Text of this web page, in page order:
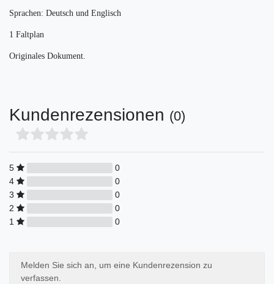
Sprachen: Deutsch und Englisch
1 Faltplan
Originales Dokument.
Kundenrezensionen (0)
5
0
4
0
3
0
2
0
1
0
Melden Sie sich an, um eine Kundenrezension zu
verfassen.